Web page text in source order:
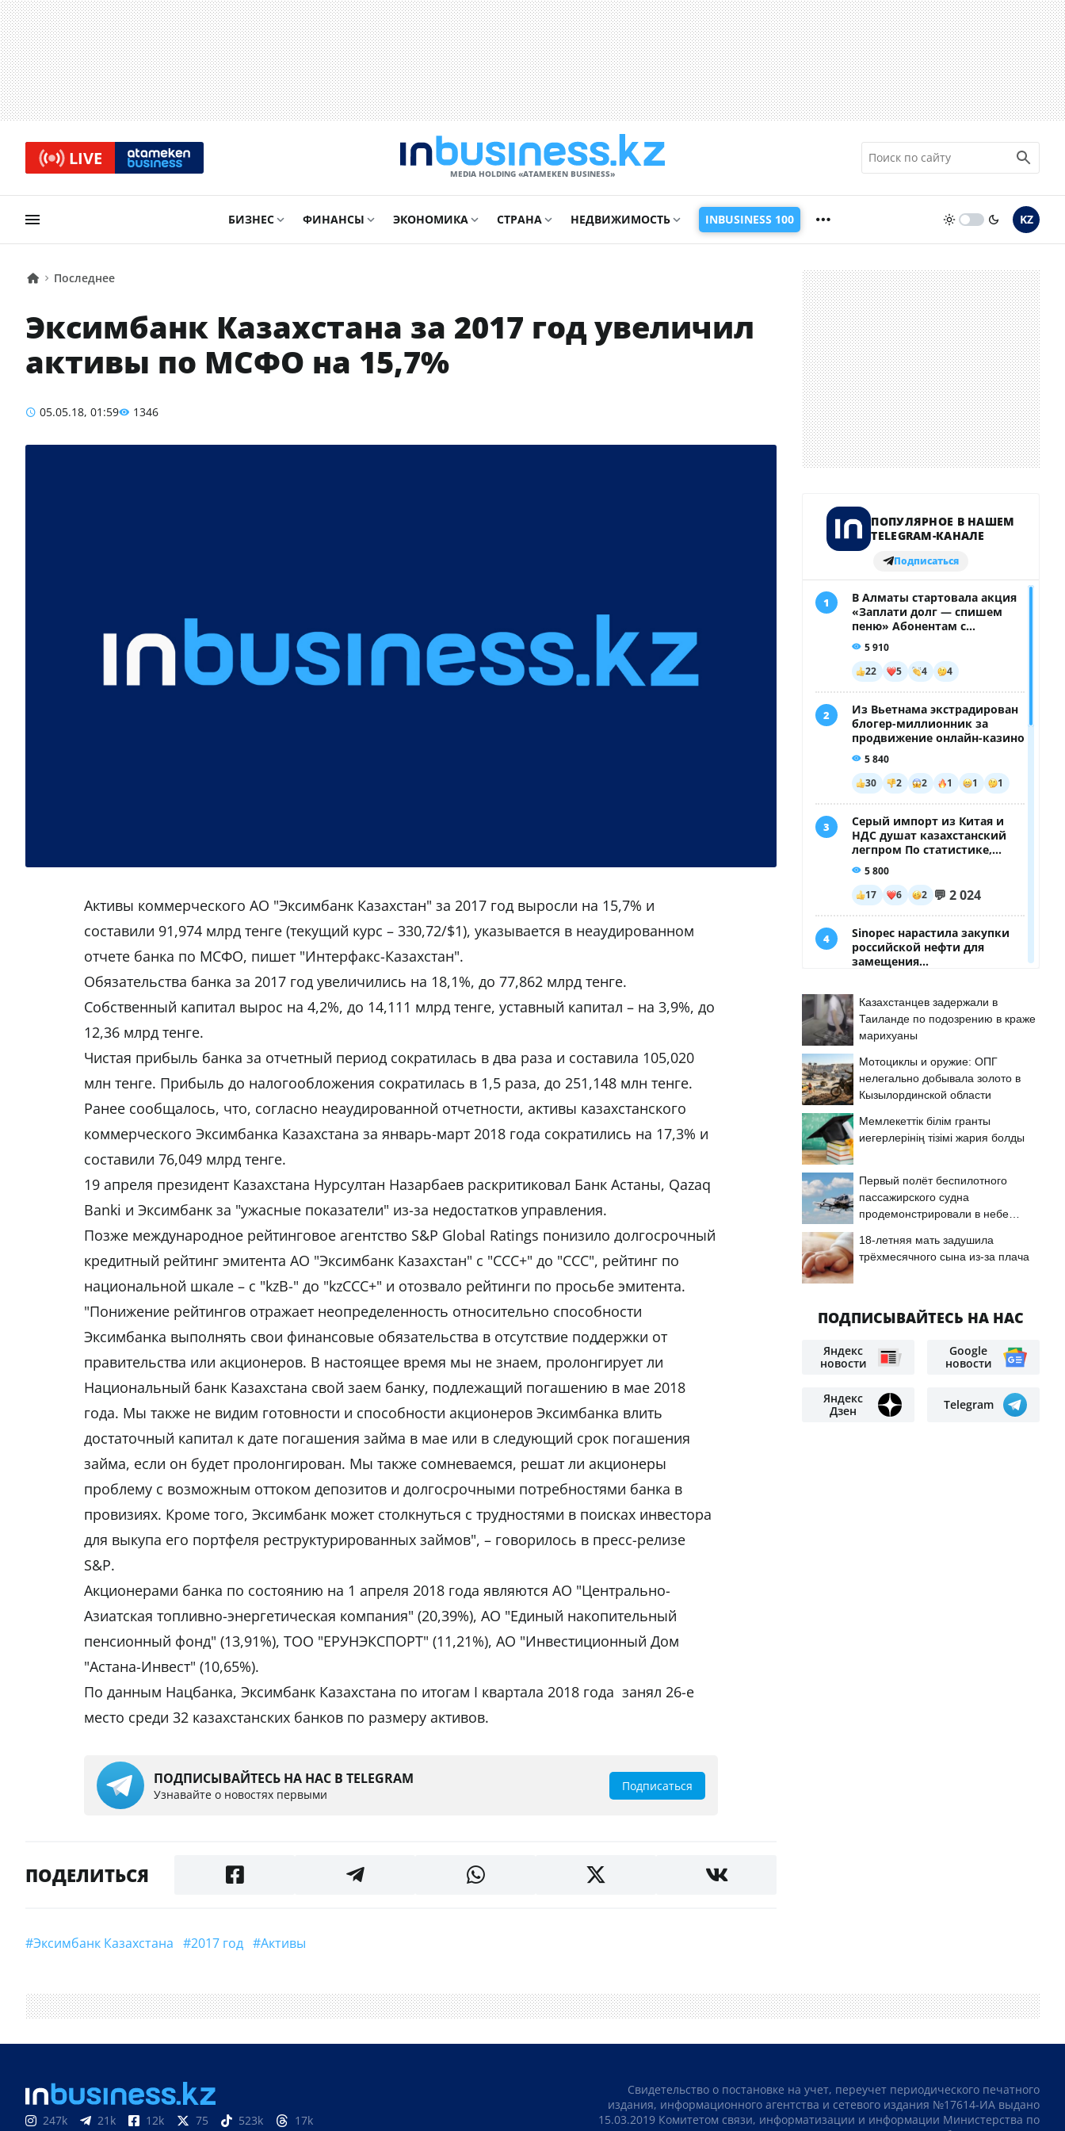
LIVE
MEDIA HOLDING «ATAMEKЕN BUSINESS»
БИЗНЕС ФИНАНСЫ ЭКОНОМИКА СТРАНА НЕДВИЖИМОСТЬ INBUSINESS 100 KZ
Последнее
Эксимбанк Казахстана за 2017 год увеличил
активы по МСФО на 15,7%
05.05.18, 01:59 1346
Активы коммерческого АО "Эксимбанк Казахстан" за 2017 год выросли на 15,7% и
составили 91,974 млрд тенге (текущий курс – 330,72/$1), указывается в неаудированном
отчете банка по МСФО, пишет "Интерфакс-Казахстан".
Обязательства банка за 2017 год увеличились на 18,1%, до 77,862 млрд тенге.
Собственный капитал вырос на 4,2%, до 14,111 млрд тенге, уставный капитал – на 3,9%, до
12,36 млрд тенге.
Чистая прибыль банка за отчетный период сократилась в два раза и составила 105,020
млн тенге. Прибыль до налогообложения сократилась в 1,5 раза, до 251,148 млн тенге.
Ранее сообщалось, что, согласно неаудированной отчетности, активы казахстанского
коммерческого Эксимбанка Казахстана за январь-март 2018 года сократились на 17,3% и
составили 76,049 млрд тенге.
19 апреля президент Казахстана Нурсултан Назарбаев раскритиковал Банк Астаны, Qazaq
Banki и Эксимбанк за "ужасные показатели" из-за недостатков управления.
Позже международное рейтинговое агентство S&P Global Ratings понизило долгосрочный
кредитный рейтинг эмитента АО "Эксимбанк Казахстан" с "ССС+" до "CCC", рейтинг по
национальной шкале – с "kzB-" до "kzCCC+" и отозвало рейтинги по просьбе эмитента.
"Понижение рейтингов отражает неопределенность относительно способности
Эксимбанка выполнять свои финансовые обязательства в отсутствие поддержки от
правительства или акционеров. В настоящее время мы не знаем, пролонгирует ли
Национальный банк Казахстана свой заем банку, подлежащий погашению в мае 2018
года. Мы также не видим готовности и способности акционеров Эксимбанка влить
достаточный капитал к дате погашения займа в мае или в следующий срок погашения
займа, если он будет пролонгирован. Мы также сомневаемся, решат ли акционеры
проблему с возможным оттоком депозитов и долгосрочными потребностями банка в
провизиях. Кроме того, Эксимбанк может столкнуться с трудностями в поисках инвестора
для выкупа его портфеля реструктурированных займов", – говорилось в пресс-релизе
S&P.
Акционерами банка по состоянию на 1 апреля 2018 года являются АО "Центрально-
Азиатская топливно-энергетическая компания" (20,39%), АО "Единый накопительный
пенсионный фонд" (13,91%), ТОО "ЕРУНЭКСПОРТ" (11,21%), АО "Инвестиционный Дом
"Астана-Инвест" (10,65%).
По данным Нацбанка, Эксимбанк Казахстана по итогам I квартала 2018 года занял 26-е
место среди 32 казахстанских банков по размеру активов.
ПОДПИСЫВАЙТЕСЬ НА НАС В TELEGRAM
Узнавайте о новостях первыми
Подписаться
ПОДЕЛИТЬСЯ
#Эксимбанк Казахстана #2017 год #Активы
Казахстанцев задержали в
Таиланде по подозрению в краже
марихуаны
Мотоциклы и оружие: ОПГ
нелегально добывала золото в
Кызылординской области
Мемлекеттік білім гранты
иегерлерінің тізімі жария болды
Первый полёт беспилотного
пассажирского судна
продемонстрировали в небе
18-летняя мать задушила
трёхмесячного сына из-за плача
ПОДПИСЫВАЙТЕСЬ НА НАС
Яндекс
новости
Google
новости
Яндекс
Дзен
Telegram
247k 21k 12k 75 523k 17k
Свидетельство о постановке на учет, переучет периодического печатного
издания, информационного агентства и сетевого издания №17614-ИА выдано
15.03.2019 Комитетом связи, информатизации и информации Министерства по